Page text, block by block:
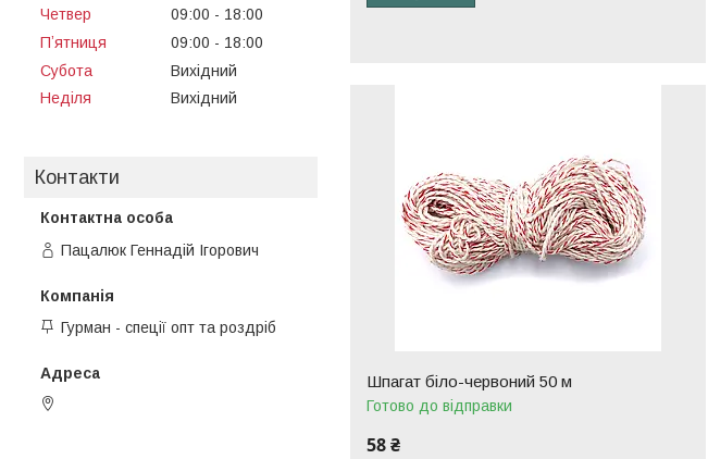
Шпагат біло-червоний 50 м
Готово до відправки
58 ₴
Четвер
09:00
18:00
Пʼятниця
09:00
18:00
Субота
Вихідний
Неділя
Вихідний
Контакти
Пацалюк Геннадій Ігорович
Гурман - спеції опт та роздріб